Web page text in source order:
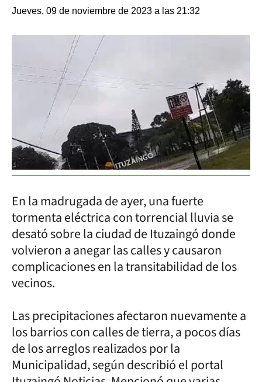
Jueves, 09 de noviembre de 2023 a las 21:32
En la madrugada de ayer, una fuerte
tormenta eléctrica con torrencial lluvia se
desató sobre la ciudad de Ituzaingó donde
volvieron a anegar las calles y causaron
complicaciones en la transitabilidad de los
vecinos.
Las precipitaciones afectaron nuevamente a
los barrios con calles de tierra, a pocos días
de los arreglos realizados por la
Municipalidad, según describió el portal